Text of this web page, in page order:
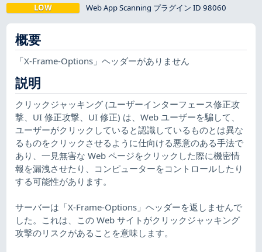
LOW Web App Scanning プラグイン ID 98060
概要
「X-Frame-Options」ヘッダーがありません
説明
クリックジャッキング (ユーザーインターフェース修正攻
撃、UI 修正攻撃、UI 修正) は、Web ユーザーを騙して、
ユーザーがクリックしていると認識しているものとは異な
るものをクリックさせるように仕向ける悪意のある手法で
あり、一見無害な Web ページをクリックした際に機密情
報を漏洩させたり、コンピューターをコントロールしたり
する可能性があります。
サーバーは「X-Frame-Options」ヘッダーを返しませんで
した。これは、この Web サイトがクリックジャッキング
攻撃のリスクがあることを意味します。